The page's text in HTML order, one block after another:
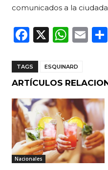
comunicados a la
F
c
e
b
o
o
k
X
W
a
ts
A
p
p
E
l
TAGS ESQUINARD
ARTÍCULOS
Nacionales